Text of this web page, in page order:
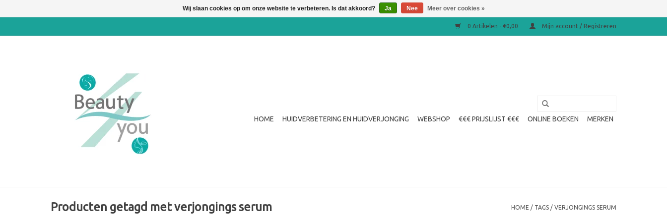
0 Artikelen - €0,00 Mijn account / Registreren
HOME HUIDVERBETERING EN HUIDVERJONGING WEBSHOP €€€ PRIJSLIJST €€€ ONLINE BOEKEN MERKEN
Producten getagd met verjongings serum HOME / TAGS / VERJONGINGS SERUM
Wij slaan cookies op om onze website te verbeteren. Is dat akkoord? Ja Nee Meer over cookies »